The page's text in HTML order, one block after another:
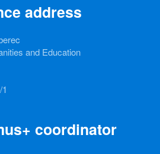
address
and Education
coordinator